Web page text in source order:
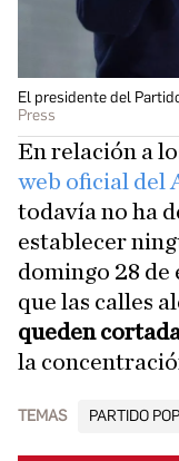
El presidente del
Press
En relación a
web oficial del
todavía no ha
establecer
domingo 28 de
que las calles
queden
la
TEMAS PARTIDO